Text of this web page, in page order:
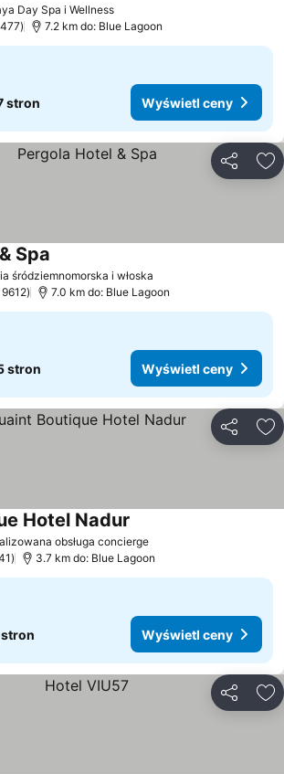
Day Spa i Wellness
7.2 km do: Blue Lagoon
stron Wyświetl ceny
śródziemnomorska i włoska
Spa
9612 7.0 km do: Blue Lagoon
stron Wyświetl ceny
obsługa concierge
Hotel Nadur
3.7 km do: Blue Lagoon
Wyświetl ceny